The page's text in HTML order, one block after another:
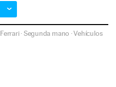
Ferrari·Segunda mano ·Vehículos